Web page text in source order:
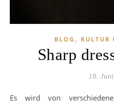
BLOG , KULTUR
Sharp
18.
Es wird von verschiedenen Stellen immer wieder